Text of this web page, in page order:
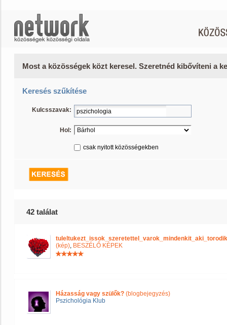
Most a közösségek közt keresel. Szeretnéd kibővíteni a
Keresés szűkítése
Kulcsszavak:
Hol:
csak nyitott közösségekben
42 találat
(kép), BESZÉLŐ KÉPEK
Házasság vagy szülők? (blogbejegyzés)
Pszichológia Klub